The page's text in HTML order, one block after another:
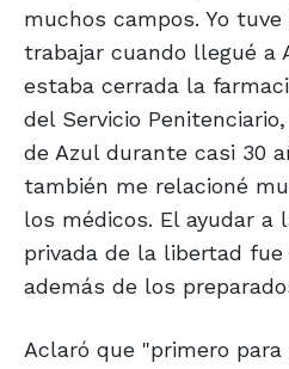
muchos campos. Yo
trabajar cuando llegué a
estaba cerrada la
del Servicio
de Azul durante casi 30
también me relacioné
los médicos. El ayudar a
privada de la libertad fue
además de los
Aclaró que "primero